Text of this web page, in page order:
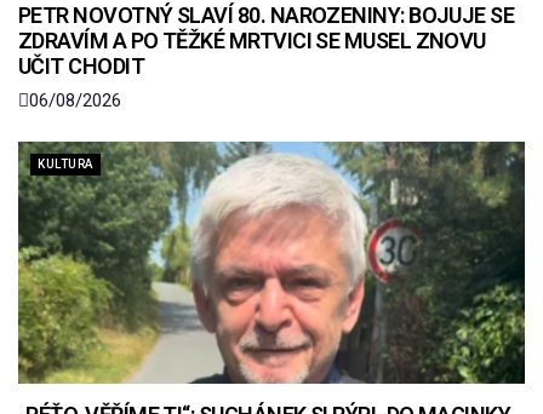
PETR NOVOTNÝ SLAVÍ 80. NAROZENINY: BOJUJE SE
ZDRAVÍM A PO TĚŽKÉ MRTVICI SE MUSEL ZNOVU
UČIT CHODIT
06/08/2026
KULTURA